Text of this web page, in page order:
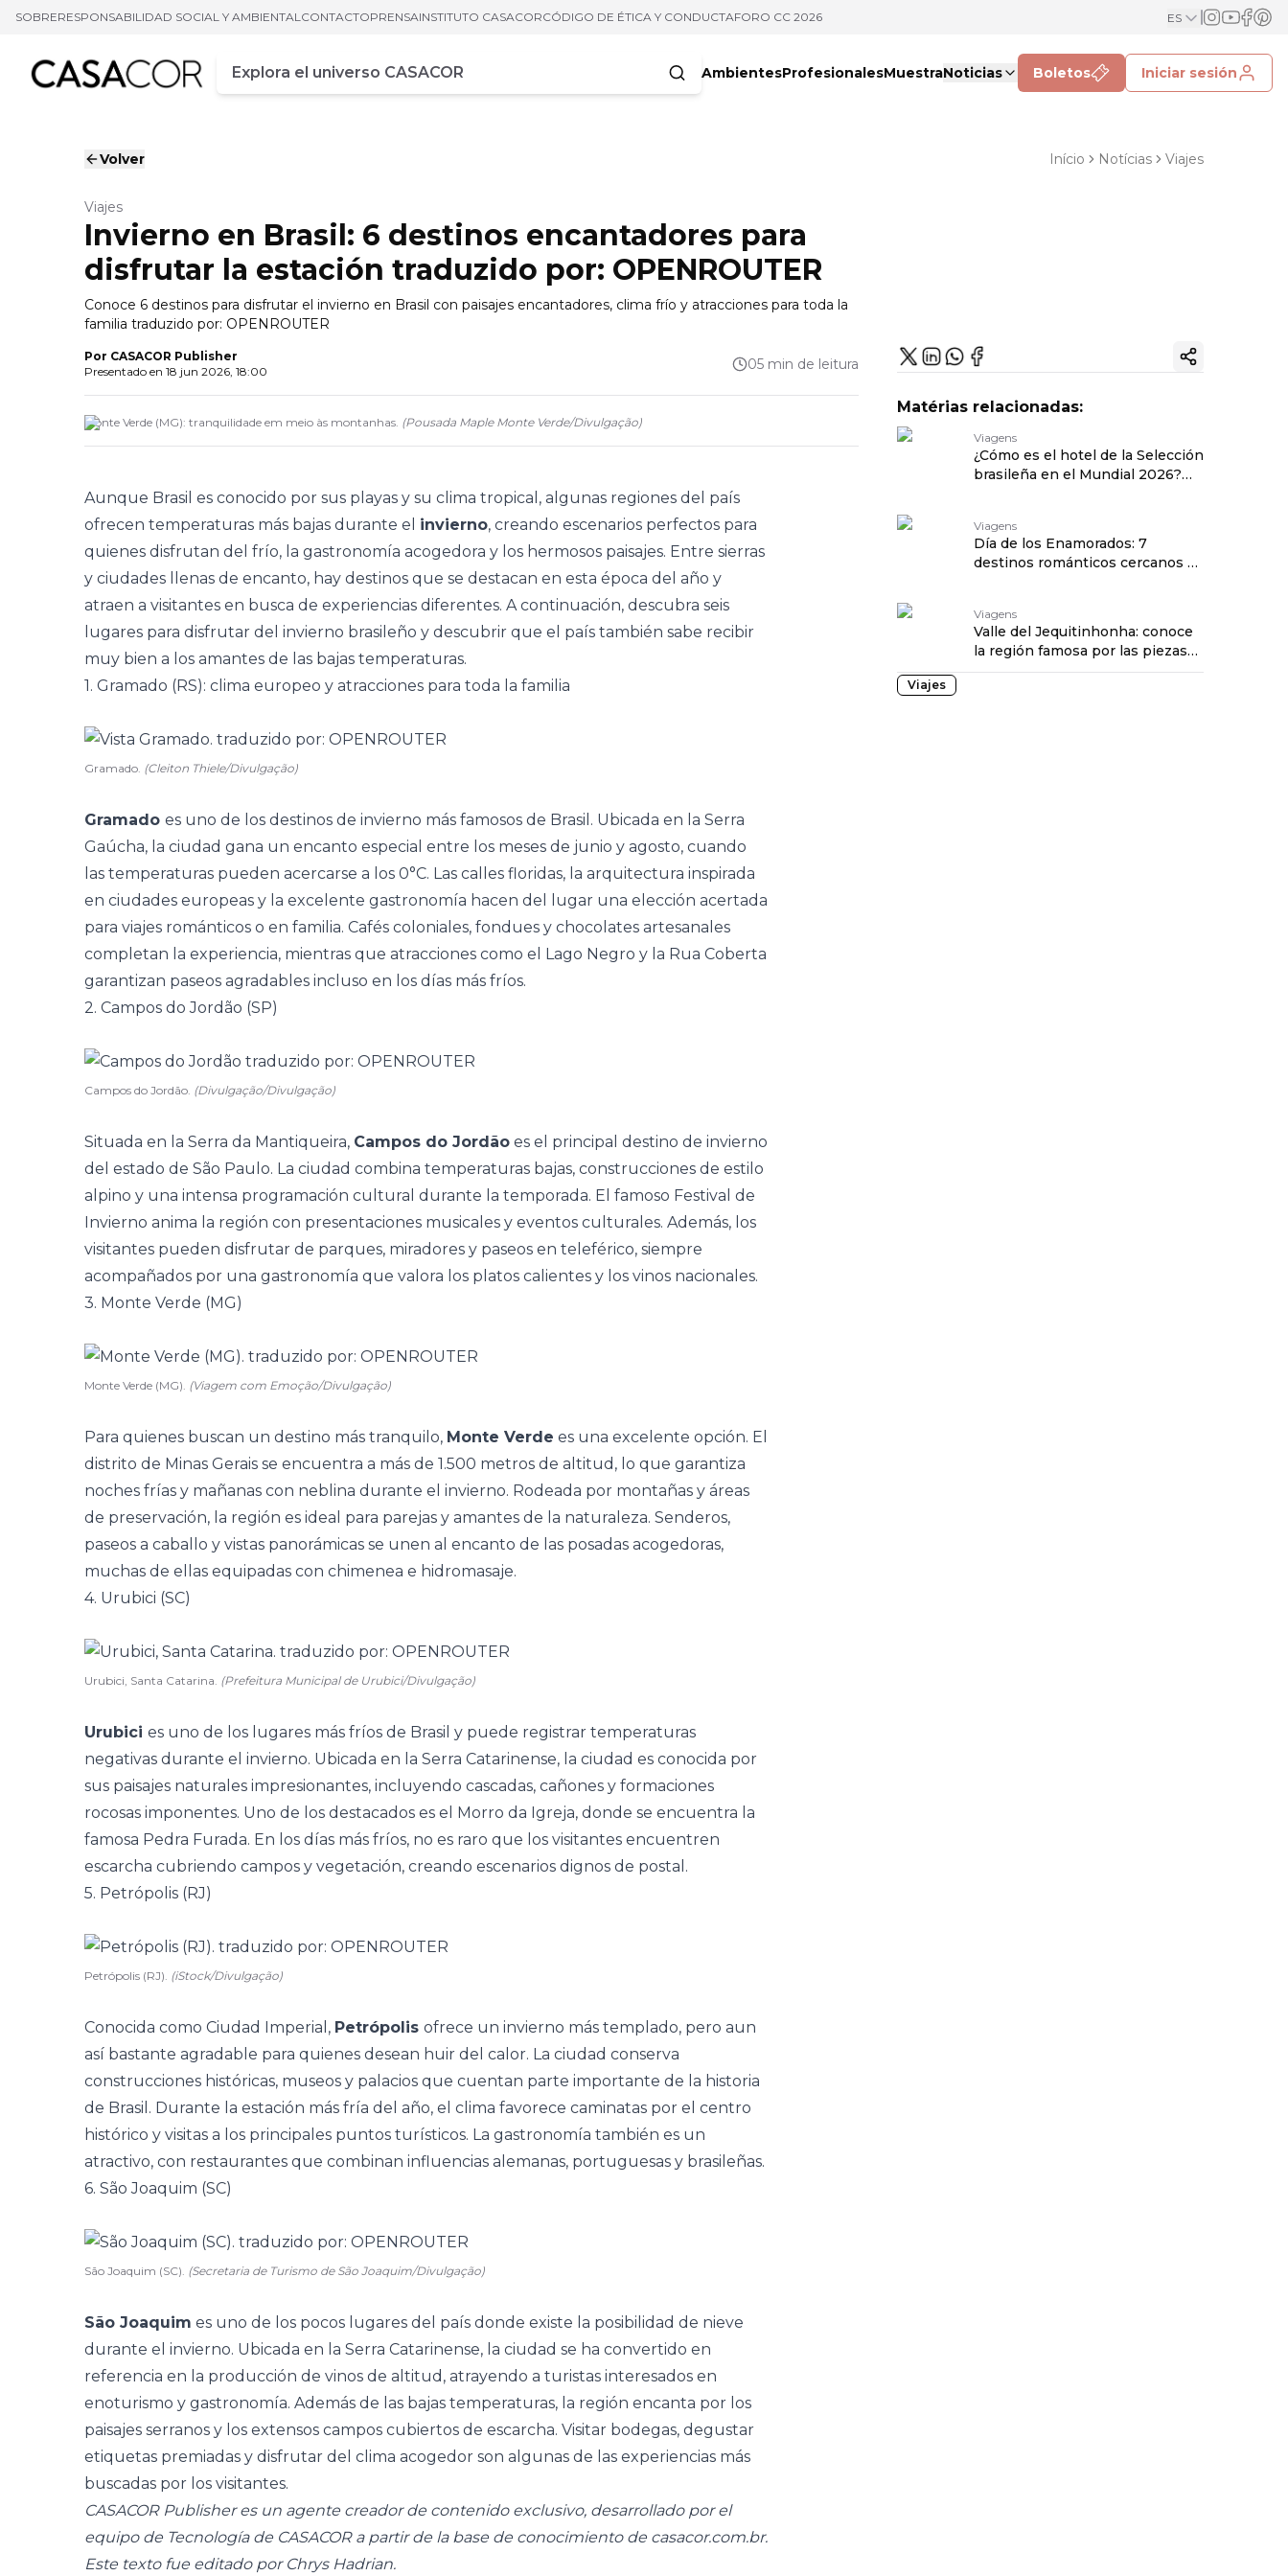
SOBRERESPONSABILIDAD SOCIAL Y AMBIENTALCONTACTOPRENSAINSTITUTO CASACORCÓDIGO DE ÉTICA Y CONDUCTAFORO CC 2026 ES
Campo de busca
Ingrese al menos tres caracteres
AmbientesProfesionalesMuestraNoticias Boletos Iniciar sesión
Volver Início Notícias Viajes
Viajes
Invierno en Brasil: 6 destinos encantadores para
disfrutar la estación traduzido por: OPENROUTER
Conoce 6 destinos para disfrutar el invierno en Brasil con paisajes encantadores, clima frío y atracciones para toda la
familia traduzido por: OPENROUTER
Por CASACOR Publisher
Presentado en 18 jun 2026, 18:00 05 min de leitura
Monte Verde (MG): tranquilidade em meio às montanhas. (Pousada Maple Monte Verde/Divulgação)
Aunque Brasil es conocido por sus playas y su clima tropical, algunas regiones del país
ofrecen temperaturas más bajas durante el invierno, creando escenarios perfectos para
quienes disfrutan del frío, la gastronomía acogedora y los hermosos paisajes. Entre sierras
y ciudades llenas de encanto, hay destinos que se destacan en esta época del año y
atraen a visitantes en busca de experiencias diferentes. A continuación, descubra seis
lugares para disfrutar del invierno brasileño y descubrir que el país también sabe recibir
muy bien a los amantes de las bajas temperaturas.
1. Gramado (RS): clima europeo y atracciones para toda la familia
Gramado. (Cleiton Thiele/Divulgação)
Gramado es uno de los destinos de invierno más famosos de Brasil. Ubicada en la Serra
Gaúcha, la ciudad gana un encanto especial entre los meses de junio y agosto, cuando
las temperaturas pueden acercarse a los 0°C. Las calles floridas, la arquitectura inspirada
en ciudades europeas y la excelente gastronomía hacen del lugar una elección acertada
para viajes románticos o en familia. Cafés coloniales, fondues y chocolates artesanales
completan la experiencia, mientras que atracciones como el Lago Negro y la Rua Coberta
garantizan paseos agradables incluso en los días más fríos.
2. Campos do Jordão (SP)
Campos do Jordão. (Divulgação/Divulgação)
Situada en la Serra da Mantiqueira, Campos do Jordão es el principal destino de invierno
del estado de São Paulo. La ciudad combina temperaturas bajas, construcciones de estilo
alpino y una intensa programación cultural durante la temporada. El famoso Festival de
Invierno anima la región con presentaciones musicales y eventos culturales. Además, los
visitantes pueden disfrutar de parques, miradores y paseos en teleférico, siempre
acompañados por una gastronomía que valora los platos calientes y los vinos nacionales.
3. Monte Verde (MG)
Monte Verde (MG). (Viagem com Emoção/Divulgação)
Para quienes buscan un destino más tranquilo, Monte Verde es una excelente opción. El
distrito de Minas Gerais se encuentra a más de 1.500 metros de altitud, lo que garantiza
noches frías y mañanas con neblina durante el invierno. Rodeada por montañas y áreas
de preservación, la región es ideal para parejas y amantes de la naturaleza. Senderos,
paseos a caballo y vistas panorámicas se unen al encanto de las posadas acogedoras,
muchas de ellas equipadas con chimenea e hidromasaje.
4. Urubici (SC)
Urubici, Santa Catarina. (Prefeitura Municipal de Urubici/Divulgação)
Urubici es uno de los lugares más fríos de Brasil y puede registrar temperaturas
negativas durante el invierno. Ubicada en la Serra Catarinense, la ciudad es conocida por
sus paisajes naturales impresionantes, incluyendo cascadas, cañones y formaciones
rocosas imponentes. Uno de los destacados es el Morro da Igreja, donde se encuentra la
famosa Pedra Furada. En los días más fríos, no es raro que los visitantes encuentren
escarcha cubriendo campos y vegetación, creando escenarios dignos de postal.
5. Petrópolis (RJ)
Petrópolis (RJ). (iStock/Divulgação)
Conocida como Ciudad Imperial, Petrópolis ofrece un invierno más templado, pero aun
así bastante agradable para quienes desean huir del calor. La ciudad conserva
construcciones históricas, museos y palacios que cuentan parte importante de la historia
de Brasil. Durante la estación más fría del año, el clima favorece caminatas por el centro
histórico y visitas a los principales puntos turísticos. La gastronomía también es un
atractivo, con restaurantes que combinan influencias alemanas, portuguesas y brasileñas.
6. São Joaquim (SC)
São Joaquim (SC). (Secretaria de Turismo de São Joaquim/Divulgação)
São Joaquim es uno de los pocos lugares del país donde existe la posibilidad de nieve
durante el invierno. Ubicada en la Serra Catarinense, la ciudad se ha convertido en
referencia en la producción de vinos de altitud, atrayendo a turistas interesados en
enoturismo y gastronomía. Además de las bajas temperaturas, la región encanta por los
paisajes serranos y los extensos campos cubiertos de escarcha. Visitar bodegas, degustar
etiquetas premiadas y disfrutar del clima acogedor son algunas de las experiencias más
buscadas por los visitantes.
CASACOR Publisher es un agente creador de contenido exclusivo, desarrollado por el
equipo de Tecnología de CASACOR a partir de la base de conocimiento de casacor.com.br.
Este texto fue editado por Chrys Hadrian.
Copiar enlace
Matérias relacionadas:
Viagens
¿Cómo es el hotel de la Selección
brasileña en el Mundial 2026?
Viagens
Día de los Enamorados: 7
destinos románticos cercanos a
Viagens
Valle del Jequitinhonha: conoce
la región famosa por las piezas
artesanales traduzido por:
Viajes